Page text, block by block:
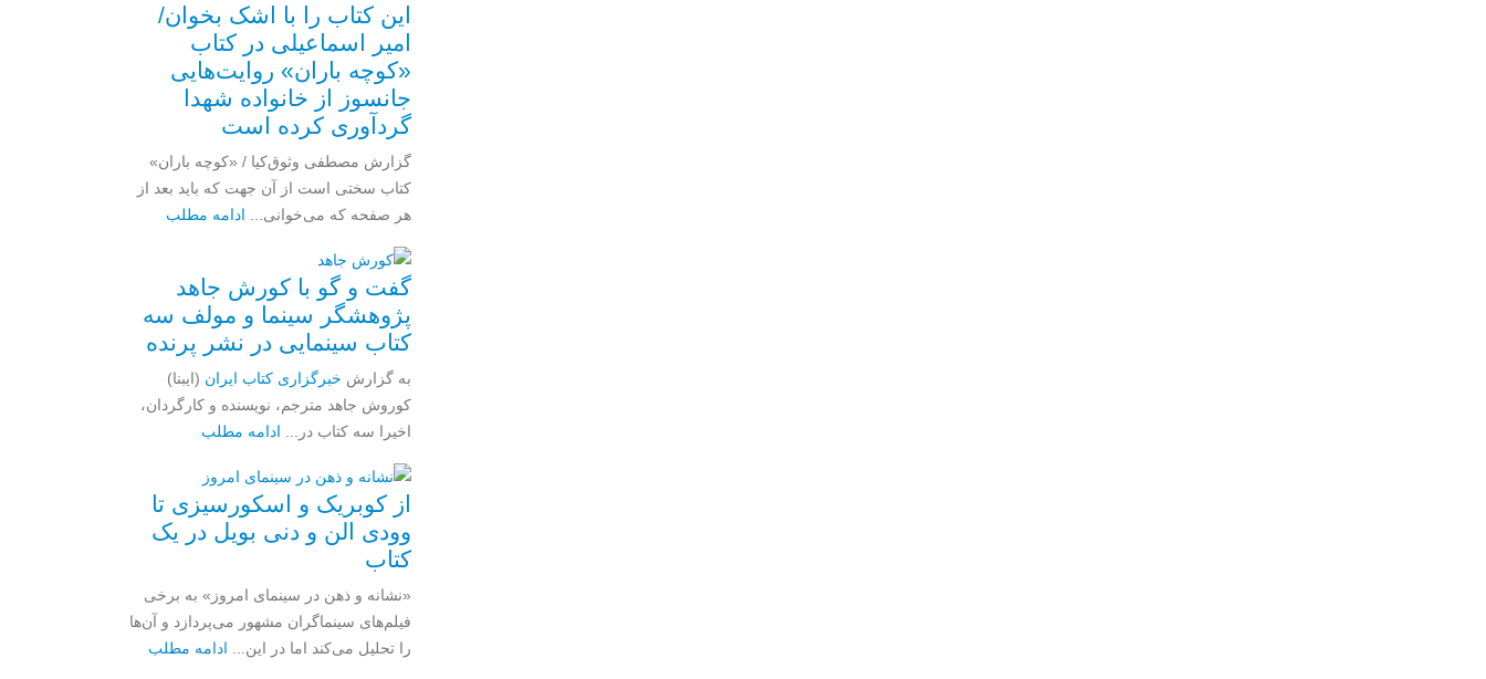
این کتاب را با اشک بخوان/
امیر اسماعیلی در کتاب
«کوچه باران» روایت‌هایی
جانسوز از خانواده شهدا
گردآوری کرده است
گزارش مصطفی وثوق‌کیا / «کوچه باران»
کتاب سختی است از آن جهت که باید بعد از
هر صفحه که می‌خوانی... ادامه مطلب
گفت و گو با کورش جاهد
پژوهشگر سینما و مولف سه
کتاب سینمایی در نشر پرنده
به گزارش خبرگزاری کتاب ایران (ایبنا)
کوروش جاهد مترجم، نویسنده و کارگردان،
اخیرا سه کتاب در... ادامه مطلب
از کوبریک و اسکورسیزی تا
وودی الن و دنی بویل در یک
کتاب
«نشانه و ذهن در سینمای امروز» به برخی
فیلم‌های سینماگران مشهور می‌پردازد و آن‌ها
را تحلیل می‌کند اما در این... ادامه مطلب